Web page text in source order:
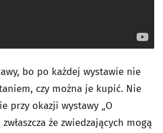
bo po każdej wystawie nie
czy można je kupić. Nie
przy okazji wystawy „O
że zwiedzających mogą